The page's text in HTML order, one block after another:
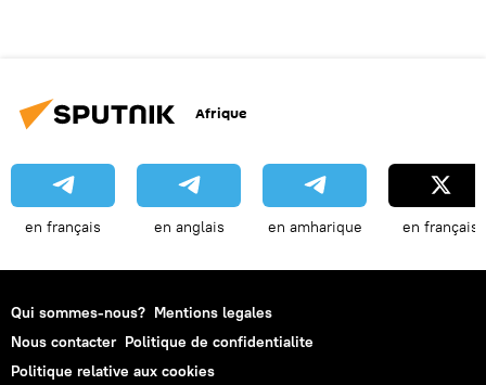
Afrique
en français en anglais en amharique en français
Qui sommes-nous? Mentions legales
Nous contacter Politique de confidentialite
Politique relative aux cookies